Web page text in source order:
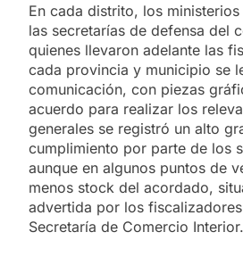
En cada distrito, los
las secretarías de defensa del
quienes llevaron adelante las
cada provincia y municipio se
comunicación, con piezas
acuerdo para realizar los
generales se registró un alto
cumplimiento por parte de los
aunque en algunos puntos de
menos stock del acordado,
advertida por los
Secretaría de Comercio Interior.